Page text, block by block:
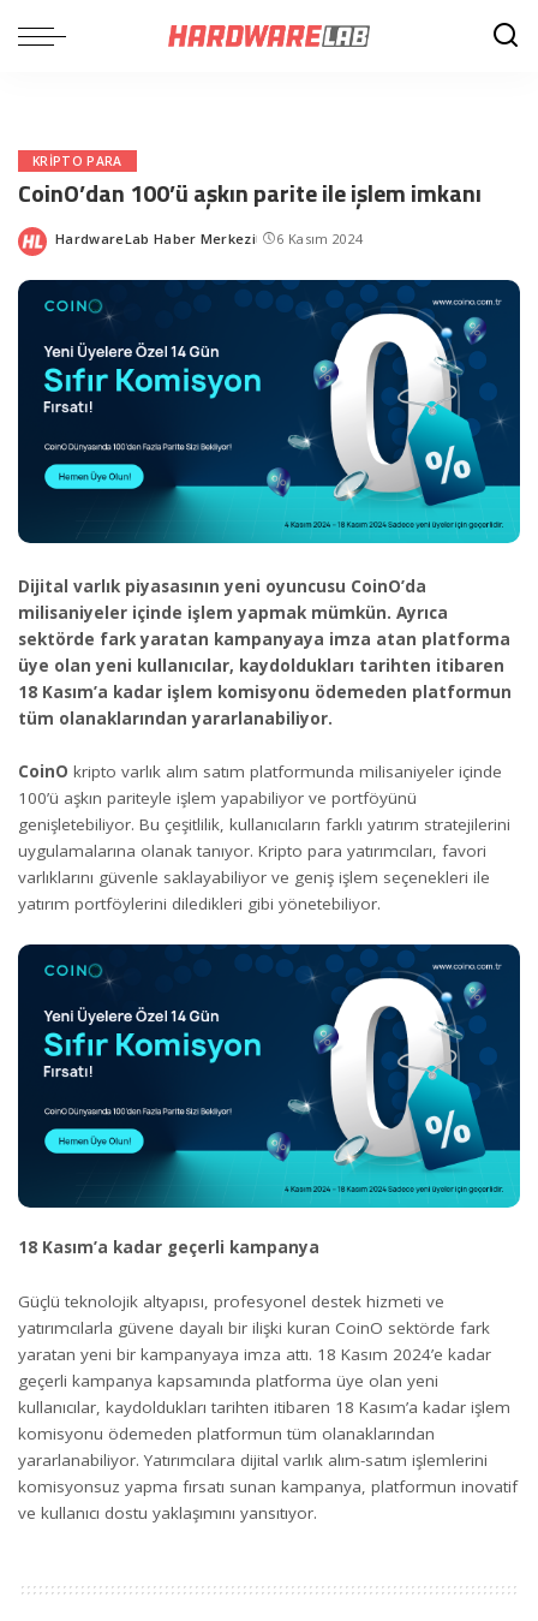
KRIPTO PARA
CoinO’dan 100’ü aşkın parite ile işlem imkanı
Posted
HardwareLab Haber Merkezi 6 Kasım 2024
Dijital varlık piyasasının yeni oyuncusu CoinO’da
milisaniyeler içinde işlem yapmak mümkün. Ayrıca
sektörde fark yaratan kampanyaya imza atan platforma
üye olan yeni kullanıcılar, kaydoldukları tarihten itibaren
18 Kasım’a kadar işlem komisyonu ödemeden platformun
tüm olanaklarından yararlanabiliyor.
CoinO kripto varlık alım satım platformunda milisaniyeler içinde
100’ü aşkın pariteyle işlem yapabiliyor ve portföyünü
genişletebiliyor. Bu çeşitlilik, kullanıcıların farklı yatırım stratejilerini
uygulamalarına olanak tanıyor. Kripto para yatırımcıları, favori
varlıklarını güvenle saklayabiliyor ve geniş işlem seçenekleri ile
yatırım portföylerini diledikleri gibi yönetebiliyor.
18 Kasım’a kadar geçerli kampanya
Güçlü teknolojik altyapısı, profesyonel destek hizmeti ve
yatırımcılarla güvene dayalı bir ilişki kuran CoinO sektörde fark
yaratan yeni bir kampanyaya imza attı. 18 Kasım 2024’e kadar
geçerli kampanya kapsamında platforma üye olan yeni
kullanıcılar, kaydoldukları tarihten itibaren 18 Kasım’a kadar işlem
komisyonu ödemeden platformun tüm olanaklarından
yararlanabiliyor. Yatırımcılara dijital varlık alım-satım işlemlerini
komisyonsuz yapma fırsatı sunan kampanya, platformun inovatif
ve kullanıcı dostu yaklaşımını yansıtıyor.